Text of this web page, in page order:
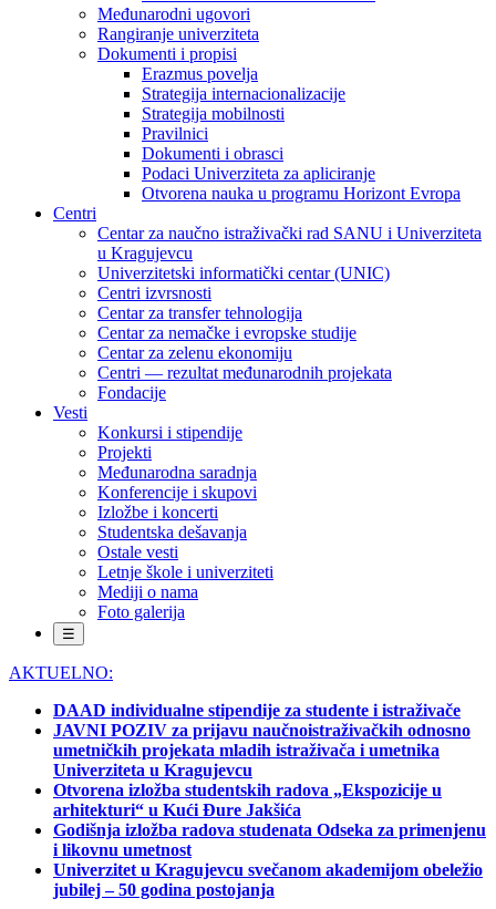
Međunarodni ugovori
Rangiranje univerziteta
Dokumenti i propisi
Erazmus povelja
Strategija internacionalizacije
Strategija mobilnosti
Pravilnici
Dokumenti i obrasci
Podaci Univerziteta za apliciranje
Otvorena nauka u programu Horizont Evropa
Centri
Centar za naučno istraživački rad SANU i Univerziteta
u Kragujevcu
Univerzitetski informatički centar (UNIC)
Centri izvrsnosti
Centar za transfer tehnologija
Centar za nemačke i evropske studije
Centar za zelenu ekonomiju
Centri — rezultat međunarodnih projekata
Fondacije
Vesti
Konkursi i stipendije
Projekti
Međunarodna saradnja
Konferencije i skupovi
Izložbe i koncerti
Studentska dešavanja
Ostale vesti
Letnje škole i univerziteti
Mediji o nama
Foto galerija
☰
AKTUELNO:
DAAD individualne stipendije za studente i istraživače
JAVNI POZIV za prijavu naučnoistraživačkih odnosno
umetničkih projekata mladih istraživača i umetnika
Univerziteta u Kragujevcu
Otvorena izložba studentskih radova „Ekspozicije u
arhitekturi“ u Kući Đure Jakšića
Godišnja izložba radova studenata Odseka za primenjenu
i likovnu umetnost
Univerzitet u Kragujevcu svečanom akademijom obeležio
jubilej – 50 godina postojanja